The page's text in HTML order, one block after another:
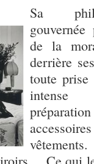
Sa
de la
derrière
toute